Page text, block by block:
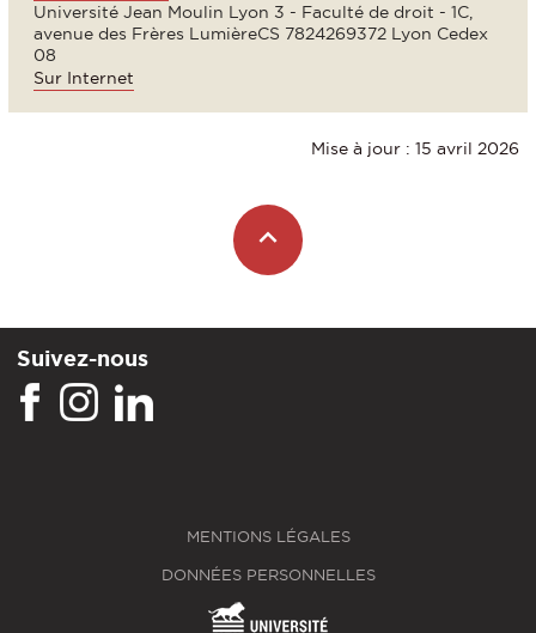
Université Jean Moulin Lyon 3 - Faculté de droit - 1C,
avenue des Frères LumièreCS 7824269372 Lyon Cedex
08
Sur Internet
Mise à jour : 15 avril 2026
Suivez-nous
MENTIONS LÉGALES
DONNÉES PERSONNELLES